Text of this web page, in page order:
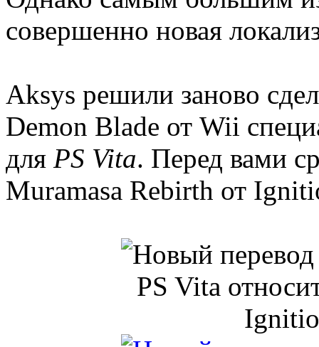
совершенно новая
Aksys решили заново
Demon Blade от Wii
для PS Vita. Перед вами
Muramasa Rebirth от